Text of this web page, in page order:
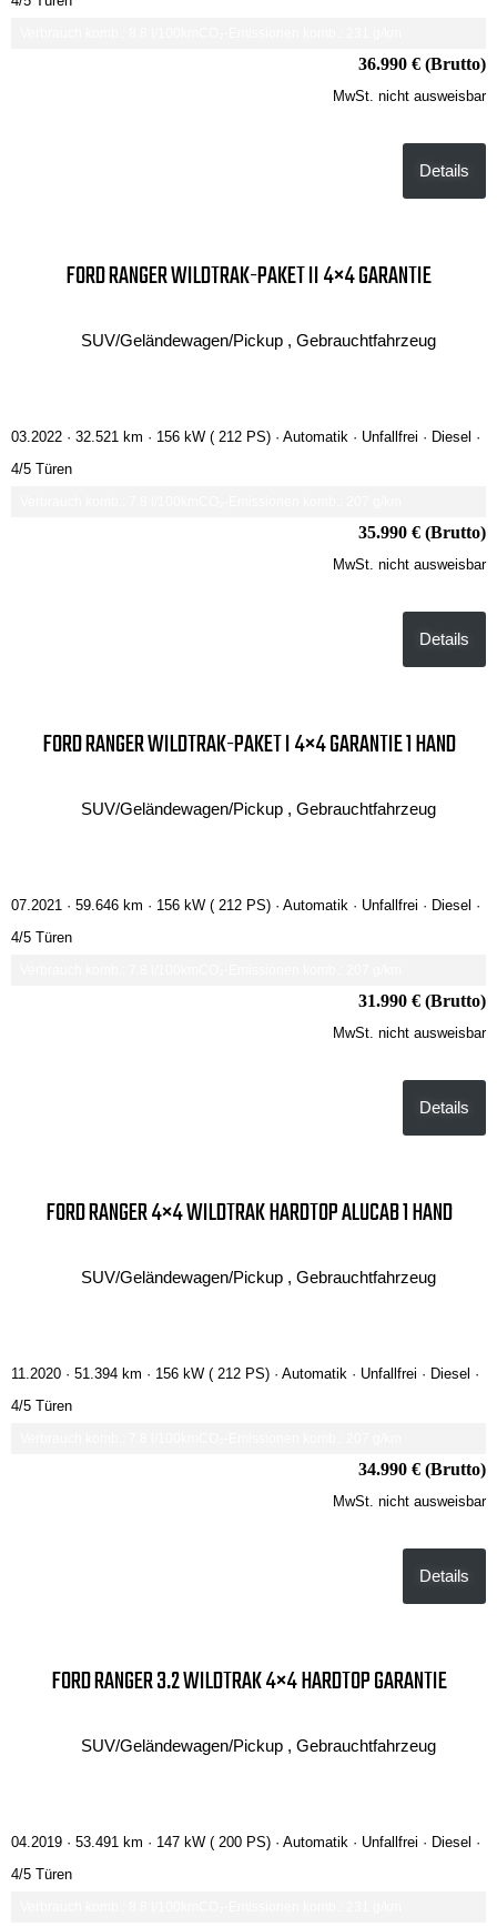
36.990 € (Brutto)
MwSt. nicht ausweisbar
Details
FORD RANGER WILDTRAK-PAKET II 4×4 GARANTIE
SUV/Geländewagen/Pickup , Gebrauchtfahrzeug
03.2022 · 32.521 km · 156 kW ( 212 PS) · Automatik · Unfallfrei · Diesel ·
4/5 Türen
35.990 € (Brutto)
MwSt. nicht ausweisbar
Details
FORD RANGER WILDTRAK-PAKET I 4×4 GARANTIE 1 HAND
SUV/Geländewagen/Pickup , Gebrauchtfahrzeug
07.2021 · 59.646 km · 156 kW ( 212 PS) · Automatik · Unfallfrei · Diesel ·
4/5 Türen
31.990 € (Brutto)
MwSt. nicht ausweisbar
Details
FORD RANGER 4×4 WILDTRAK HARDTOP ALUCAB 1 HAND
SUV/Geländewagen/Pickup , Gebrauchtfahrzeug
11.2020 · 51.394 km · 156 kW ( 212 PS) · Automatik · Unfallfrei · Diesel ·
4/5 Türen
34.990 € (Brutto)
MwSt. nicht ausweisbar
Details
FORD RANGER 3.2 WILDTRAK 4×4 HARDTOP GARANTIE
SUV/Geländewagen/Pickup , Gebrauchtfahrzeug
04.2019 · 53.491 km · 147 kW ( 200 PS) · Automatik · Unfallfrei · Diesel ·
4/5 Türen